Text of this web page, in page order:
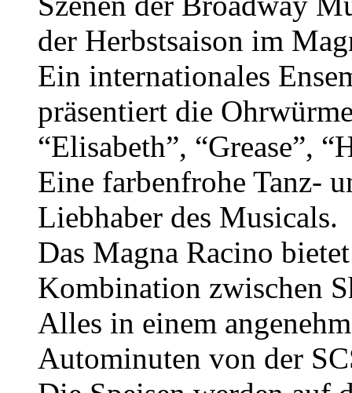
der Herbstsaison im
Ein internationales
präsentiert die
“Elisabeth”, “Grease”,
Eine farbenfrohe Tanz-
Liebhaber des Musicals.
Das Magna Racino
Kombination zwischen
Alles in einem
Autominuten von der